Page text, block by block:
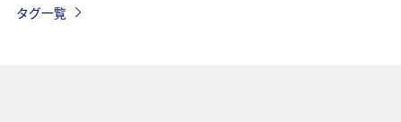
タグ一覧